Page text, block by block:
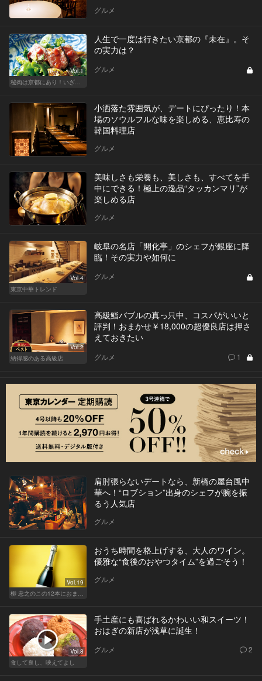
グルメ
Vol.1
秘肉は京都にあり！いざ肉食京都への旅
人生で一度は行きたい京都の『未在』。そ
の実力は？
グルメ
小洒落た雰囲気が、デートにぴったり！本
場のソウルフルな味を楽しめる、恵比寿の
韓国料理店
グルメ
美味しさも栄養も、美しさも、すべてを手
中にできる！極上の逸品“タッカンマリ”が
楽しめる店
グルメ
Vol.4
東京中華トレンド
岐阜の名店「開化亭」のシェフが銀座に降
臨！その実力や如何に
グルメ
Vol.2
納得感のある高級店
高級鮨バブルの真っ只中、コスパがいいと
評判！おまかせ￥18,000の超優良店は押さ
えておきたい
グルメ 1
肩肘張らないデートなら、新橋の屋台風中
華へ！“ロブション”出身のシェフが腕を振
るう人気店
グルメ
Vol.19
柳 忠之のこの12本におまかせ
おうち時間を格上げする、大人のワイン。
優雅な“食後のおやつタイム”を過ごそう！
グルメ
Vol.8
食して良し、映えてよし
手土産にも喜ばれるかわいい和スイーツ！
おはぎの新店が浅草に誕生！
グルメ 2